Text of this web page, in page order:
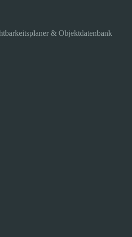
& Objektdatenbank